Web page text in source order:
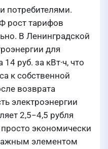
потребителями.
рост тарифов
В Ленинградской
для
руб. за кВт·ч, что
к собственной
возврата
электроэнергии
2,5−4,5 рубля
просто экономически
элементом